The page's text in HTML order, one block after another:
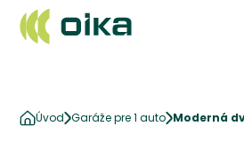
Úvod Garáže pre 1 auto Moderná